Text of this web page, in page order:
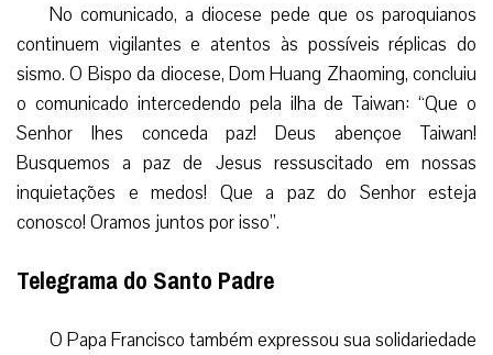
No comunicado, a diocese pede que os paroquianos
continuem vigilantes e atentos às possíveis réplicas do
sismo. O Bispo da diocese, Dom Huang Zhaoming, concluiu
o comunicado intercedendo pela ilha de Taiwan: “Que o
Senhor lhes conceda paz! Deus abençoe Taiwan!
Busquemos a paz de Jesus ressuscitado em nossas
inquietações e medos! Que a paz do Senhor esteja
conosco! Oramos juntos por isso”.
Telegrama do Santo Padre
O Papa Francisco também expressou sua solidariedade